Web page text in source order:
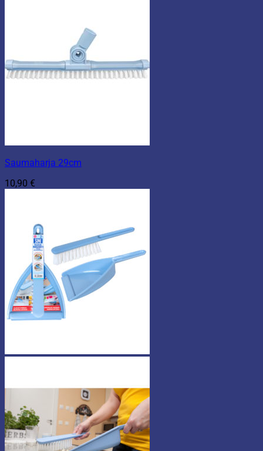
Saumaharja 29cm
10,90 €